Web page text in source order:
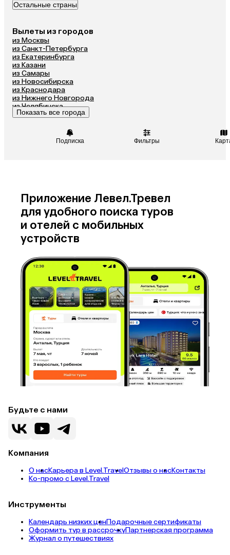
Подписка Фильтры
Вьетнам
Армения
Казахстан
Азербайджан
Катар
Гонконг
Таджикистан
Остальные страны
Вылеты из городов
из Москвы
из Санкт-Петербурга
из Екатеринбурга
из Казани
из Самары
из Новосибирска
из Краснодара
из Нижнего Новгорода
из Челябинска
из Тюмени
Показать все города
Приложение Левел.Тревел
для удобного поиска туров
и отелей с мобильных
устройств
Будьте с нами
Компания
О насКарьера в Level.TravelОтзывы о насКонтакты
Ко-промо с Level.Travel
Инструменты
Календарь низких ценПодарочные сертификаты
Оформить тур в рассрочкуПартнерская программа
Журнал о путешествиях